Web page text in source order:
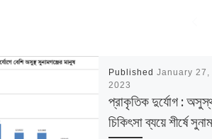
Published January 27,
2023
প্রাকৃতিক দুর্যোগ :
চিকিৎসা ব্যয়ে শীর্ষে